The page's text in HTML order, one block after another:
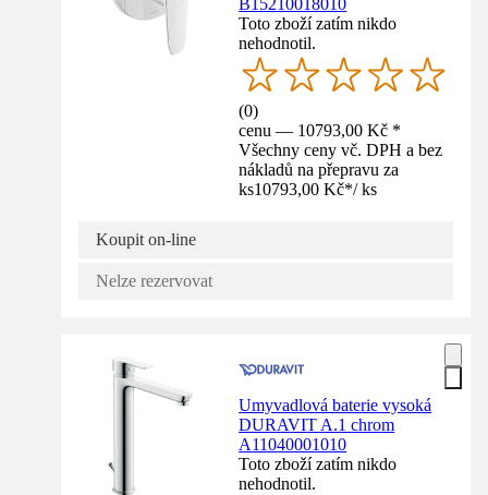
Toto zboží zatím nikdo
nehodnotil.
(0)
cenu — 10793,00 Kč *
Všechny ceny vč. DPH a bez
nákladů na přepravu za
ks10793,00 Kč*/ ks
Koupit on-line
Nelze rezervovat
Umyvadlová baterie vysoká
DURAVIT A.1 chrom
A11040001010
Toto zboží zatím nikdo
nehodnotil.